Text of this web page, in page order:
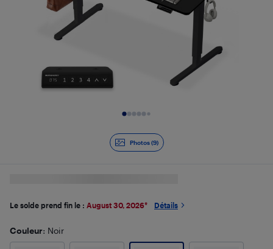
Photos (9)
Le solde prend fin le : August 30, 2026* Détails
Couleur: Noir